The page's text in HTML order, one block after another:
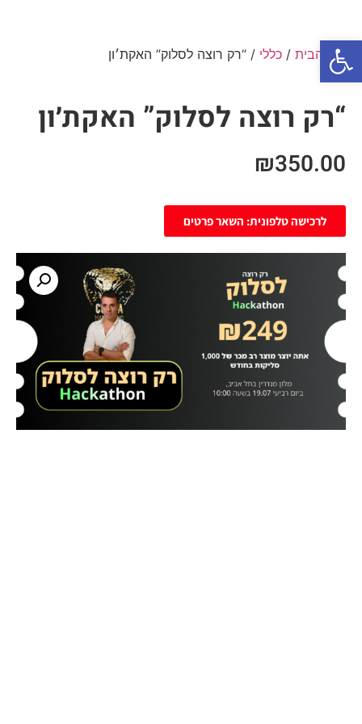
פתח סרגל נגישות
עמוד הבית / כללי / “רק רוצה לסלוק” האקת׳ון
“רק רוצה לסלוק” האקת׳ון
₪350.00
לרכישה טלפונית: השאר פרטים